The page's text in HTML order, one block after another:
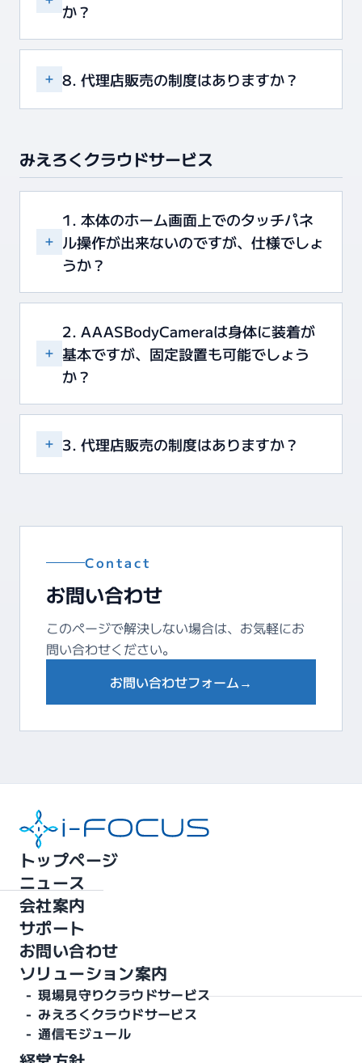
か？
8. 代理店販売の制度はありますか？
みえろくクラウドサービス
1. 本体のホーム画面上でのタッチパネ
ル操作が出来ないのですが、仕様でしょ
うか？
2. AAASBodyCameraは身体に装着が
基本ですが、固定設置も可能でしょう
か？
3. 代理店販売の制度はありますか？
Contact
お問い合わせ
このページで解決しない場合は、お気軽にお
問い合わせください。
お問い合わせフォーム→
トップページ
ニュース
会社案内
サポート
お問い合わせ
ソリューション案内
- 現場見守りクラウドサービス
- みえろくクラウドサービス
- 通信モジュール